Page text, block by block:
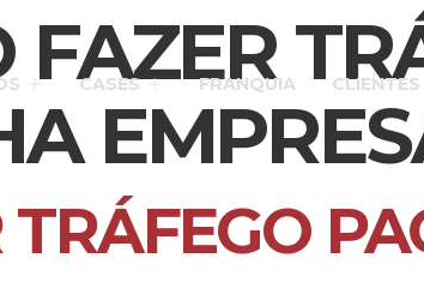
CASES FRANQUIA CLIENTES
FAZER